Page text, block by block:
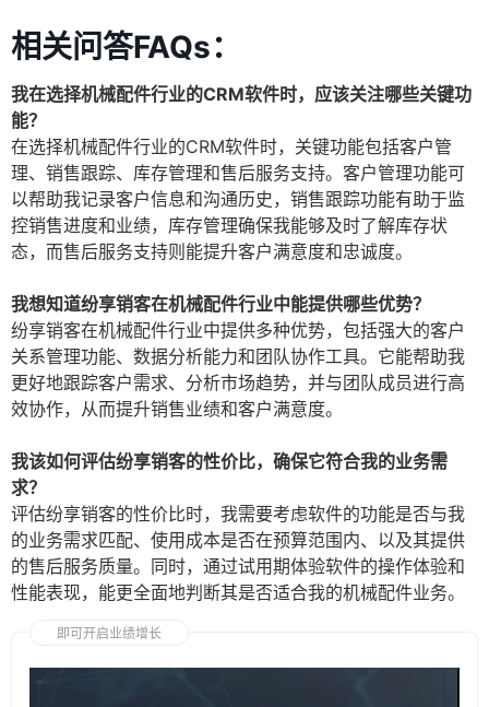
相关问答FAQs：
我在选择机械配件行业的CRM软件时，应该关注哪些关键功
能？
在选择机械配件行业的CRM软件时，关键功能包括客户管
理、销售跟踪、库存管理和售后服务支持。客户管理功能可
以帮助我记录客户信息和沟通历史，销售跟踪功能有助于监
控销售进度和业绩，库存管理确保我能够及时了解库存状
态，而售后服务支持则能提升客户满意度和忠诚度。
我想知道纷享销客在机械配件行业中能提供哪些优势？
纷享销客在机械配件行业中提供多种优势，包括强大的客户
关系管理功能、数据分析能力和团队协作工具。它能帮助我
更好地跟踪客户需求、分析市场趋势，并与团队成员进行高
效协作，从而提升销售业绩和客户满意度。
我该如何评估纷享销客的性价比，确保它符合我的业务需
求？
评估纷享销客的性价比时，我需要考虑软件的功能是否与我
的业务需求匹配、使用成本是否在预算范围内、以及其提供
的售后服务质量。同时，通过试用期体验软件的操作体验和
性能表现，能更全面地判断其是否适合我的机械配件业务。
即可开启业绩增长